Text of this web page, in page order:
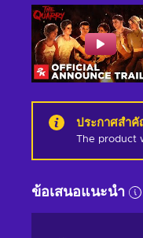
ประกาศสำ
The product
ข้อเสนอแนะนำ